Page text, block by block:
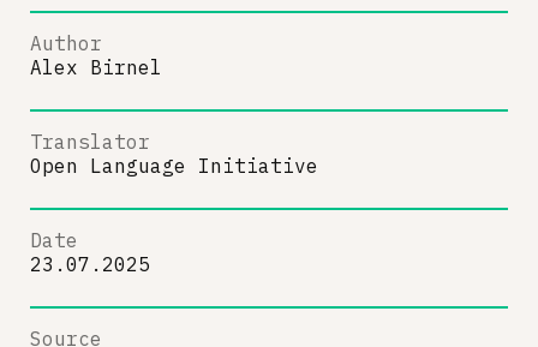
Author
Alex Birnel
Translator
Open Language Initiative
Date
23.07.2025
Source